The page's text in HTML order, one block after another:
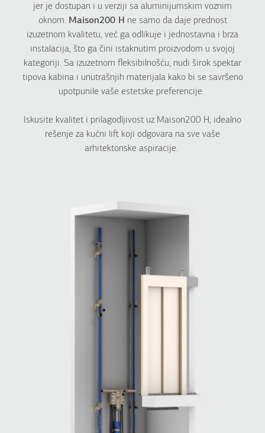
jer je dostupan i u verziji sa aluminijumskim voznim
oknom. Maison200 H ne samo da daje prednost
izuzetnom kvalitetu, već ga odlikuje i jednostavna i brza
instalacija, što ga čini istaknutim proizvodom u svojoj
kategoriji. Sa izuzetnom fleksibilnošću, nudi širok spektar
tipova kabina i unutrašnjih materijala kako bi se savršeno
upotpunile vaše estetske preferencije.
Iskusite kvalitet i prilagodljivost uz Maison200 H, idealno
rešenje za kućni lift koji odgovara na sve vaše
arhitektonske aspiracije.